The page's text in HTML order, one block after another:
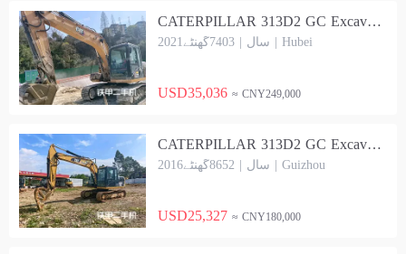
CATERPILLAR 313D2 GC Excavator
2021سال | 7403گھنٹے | Hubei
USD35,036 ≈ CNY249,000
CATERPILLAR 313D2 GC Excavator
2016سال | 8652گھنٹے | Guizhou
USD25,327 ≈ CNY180,000